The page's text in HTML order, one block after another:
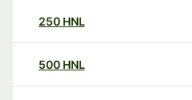
250 HNL
500 HNL